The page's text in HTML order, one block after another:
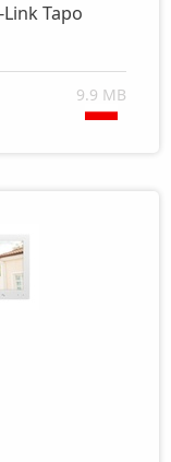
Tapo
9.9 MB